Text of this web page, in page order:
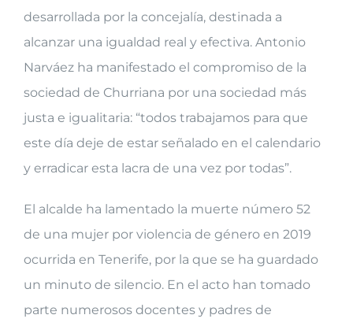
desarrollada por la concejalía, destinada a
alcanzar una igualdad real y efectiva. Antonio
Narváez ha manifestado el compromiso de la
sociedad de Churriana por una sociedad más
justa e igualitaria: “todos trabajamos para que
este día deje de estar señalado en el calendario
y erradicar esta lacra de una vez por todas”.
El alcalde ha lamentado la muerte número 52
de una mujer por violencia de género en 2019
ocurrida en Tenerife, por la que se ha guardado
un minuto de silencio. En el acto han tomado
parte numerosos docentes y padres de